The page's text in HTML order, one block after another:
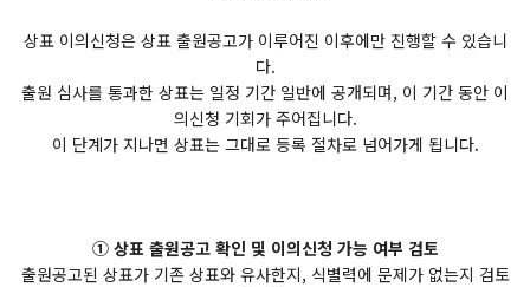
상표 이의신청은 상표 출원공고가 이루어진 이후에만 진행할 수 있습니
다.
출원 심사를 통과한 상표는 일정 기간 일반에 공개되며, 이 기간 동안 이
의신청 기회가 주어집니다.
이 단계가 지나면 상표는 그대로 등록 절차로 넘어가게 됩니다.
① 상표 출원공고 확인 및 이의신청 가능 여부 검토
출원공고된 상표가 기존 상표와 유사한지, 식별력에 문제가 없는지 검토